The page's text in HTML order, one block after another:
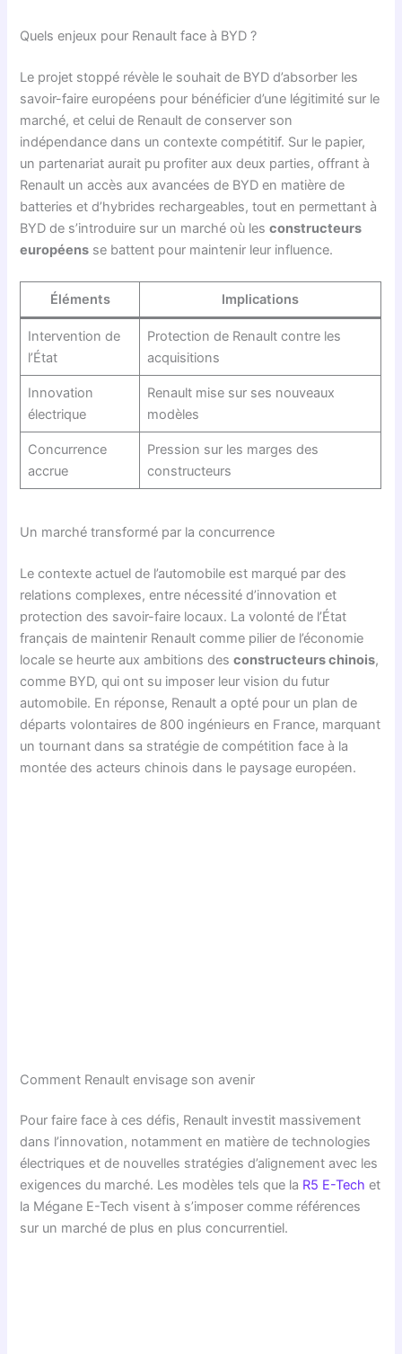
Quels enjeux pour Renault face à BYD ?
Le projet stoppé révèle le souhait de BYD d’absorber les
savoir-faire européens pour bénéficier d’une légitimité sur le
marché, et celui de Renault de conserver son
indépendance dans un contexte compétitif. Sur le papier,
un partenariat aurait pu profiter aux deux parties, offrant à
Renault un accès aux avancées de BYD en matière de
batteries et d’hybrides rechargeables, tout en permettant à
BYD de s’introduire sur un marché où lesconstructeurs
européens se battent pour maintenir leur influence.
Éléments Implications
Intervention de
l’État
Protection de Renault contre les
acquisitions
Innovation
électrique
Renault mise sur ses nouveaux
modèles
Concurrence
accrue
Pression sur les marges des
constructeurs
Un marché transformé par la concurrence
Le contexte actuel de l’automobile est marqué par des
relations complexes, entre nécessité d’innovation et
protection des savoir-faire locaux. La volonté de l’État
français de maintenir Renault comme pilier de l’économie
locale se heurte aux ambitions desconstructeurs chinois,
comme BYD, qui ont su imposer leur vision du futur
automobile. En réponse, Renault a opté pour un plan de
départs volontaires de 800 ingénieurs en France, marquant
un tournant dans sa stratégie de compétition face à la
montée des acteurs chinois dans le paysage européen.
Comment Renault envisage son avenir
Pour faire face à ces défis, Renault investit massivement
dans l’innovation, notamment en matière de technologies
électriques et de nouvelles stratégies d’alignement avec les
exigences du marché. Les modèles tels que la R5 E-Tech et
la Mégane E-Tech visent à s’imposer comme références
sur un marché de plus en plus concurrentiel.